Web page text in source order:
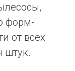
форм-
от всех
штук.